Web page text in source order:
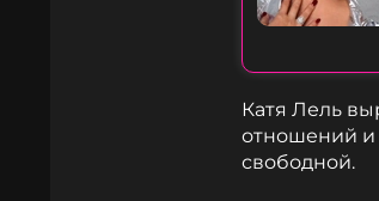
Катя Лель
отношений и
свободной.